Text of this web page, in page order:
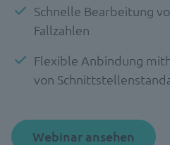
Schnelle Bearbeitung
Fallzahlen
Flexible Anbindung
von
Webinar ansehen